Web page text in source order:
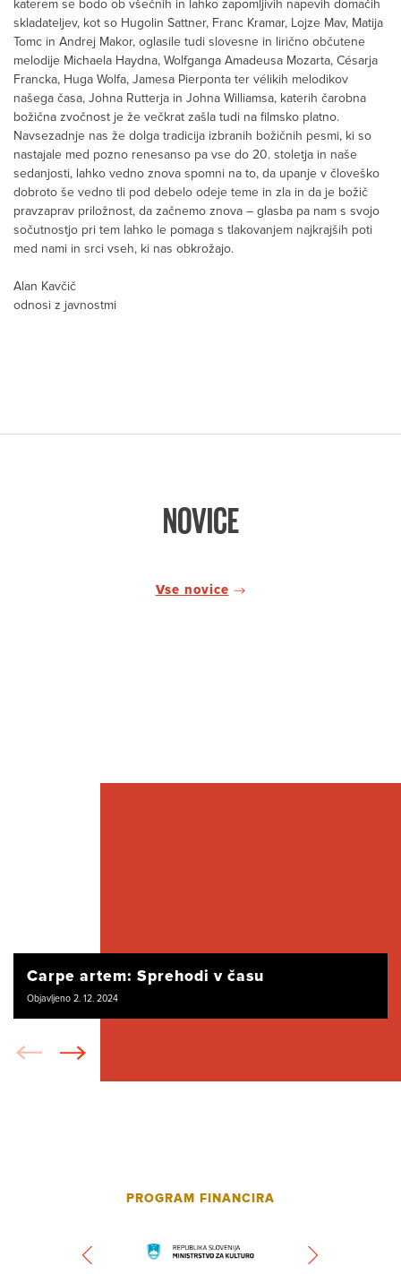
katerem se bodo ob všečnih in lahko zapomljivih napevih domačih
skladateljev, kot so Hugolin Sattner, Franc Kramar, Lojze Mav, Matija
Tomc in Andrej Makor, oglasile tudi slovesne in lirično občutene
melodije Michaela Haydna, Wolfganga Amadeusa Mozarta, Césarja
Francka, Huga Wolfa, Jamesa Pierponta ter vélikih melodikov
našega časa, Johna Rutterja in Johna Williamsa, katerih čarobna
božična zvočnost je že večkrat zašla tudi na filmsko platno.
Navsezadnje nas že dolga tradicija izbranih božičnih pesmi, ki so
nastajale med pozno renesanso pa vse do 20. stoletja in naše
sedanjosti, lahko vedno znova spomni na to, da upanje v človeško
dobroto še vedno tli pod debelo odeje teme in zla in da je božič
pravzaprav priložnost, da začnemo znova – glasba pa nam s svojo
sočutnostjo pri tem lahko le pomaga s tlakovanjem najkrajših poti
med nami in srci vseh, ki nas obkrožajo.
Alan Kavčič
odnosi z javnostmi
NOVICE
Vse novice
Carpe artem: Sprehodi v času
Objavljeno 2. 12. 2024
PROGRAM FINANCIRA